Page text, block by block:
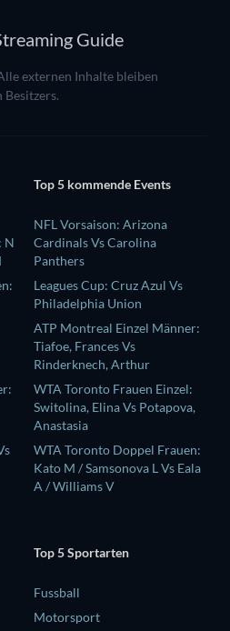
Guide
externen Inhalte bleiben
Besitzers.
N
Top 5 kommende Events
NFL Vorsaison: Arizona
Cardinals Vs Carolina
Panthers
Leagues Cup: Cruz Azul Vs
Philadelphia Union
ATP Montreal Einzel Männer:
Tiafoe, Frances Vs
Rinderknech, Arthur
WTA Toronto Frauen Einzel:
Switolina, Elina Vs Potapova,
Anastasia
WTA Toronto Doppel Frauen:
Kato M / Samsonova L Vs Eala
A / Williams V
Top 5 Sportarten
Fussball
Motorsport